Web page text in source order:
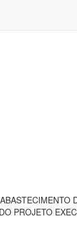
PROJETO